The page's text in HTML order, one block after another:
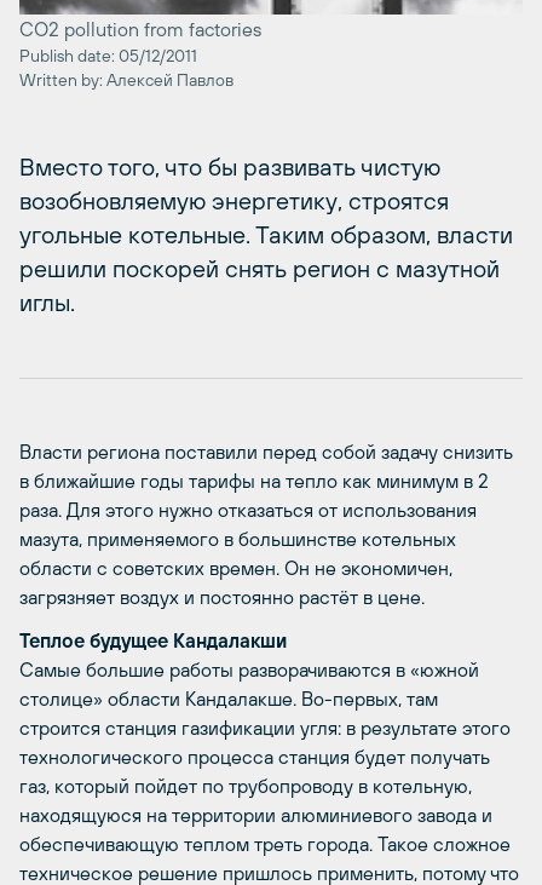
CO2 pollution from factories
Publish date: 05/12/2011
Written by: Алексей Павлов
Вместо того, что бы развивать чистую
возобновляемую энергетику, строятся
угольные котельные. Таким образом, власти
решили поскорей снять регион с мазутной
иглы.
Власти региона поставили перед собой задачу снизить
в ближайшие годы тарифы на тепло как минимум в 2
раза. Для этого нужно отказаться от использования
мазута, применяемого в большинстве котельных
области с советских времен. Он не экономичен,
загрязняет воздух и постоянно растёт в цене.
Теплое будущее Кандалакши
Самые большие работы разворачиваются в «южной
столице» области Кандалакше. Во-первых, там
строится станция газификации угля: в результате этого
технологического процесса станция будет получать
газ, который пойдет по трубопроводу в котельную,
находящуюся на территории алюминиевого завода и
обеспечивающую теплом треть города. Такое сложное
техническое решение пришлось применить, потому что